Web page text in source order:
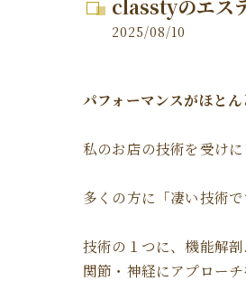
classtyのエス
2025/08/10
パフォーマンスがほと
私のお店の技術を受け
多くの方に「凄い技術で
技術の１つに、機能解
関節・神経にアプロー